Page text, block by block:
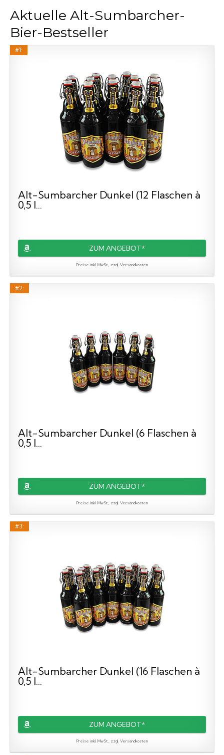
Aktuelle Alt-Sumbarcher-
Bier-Bestseller
#1:
Alt-Sumbarcher Dunkel (12 Flaschen à
0,5 l...
ZUM ANGEBOT*
Preise inkl. MwSt., zzgl. Versandkosten
#2:
Alt-Sumbarcher Dunkel (6 Flaschen à
0,5 l...
ZUM ANGEBOT*
Preise inkl. MwSt., zzgl. Versandkosten
#3:
Alt-Sumbarcher Dunkel (16 Flaschen à
0,5 l...
ZUM ANGEBOT*
Preise inkl. MwSt., zzgl. Versandkosten